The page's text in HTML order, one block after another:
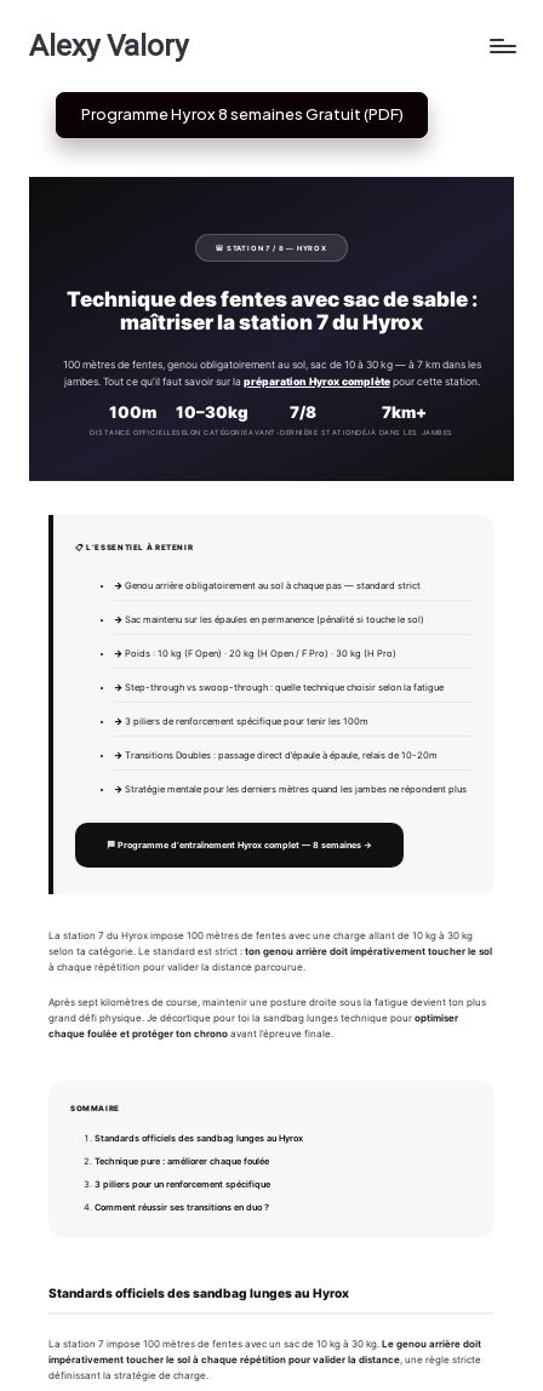
Skip
content
Alexy Valory
Programme Hyrox 8 semaines Gratuit (PDF)
🎒 STATION 7 / 8 — HYROX
Technique des fentes avec sac de sable :
maîtriser la station 7 du Hyrox
100 mètres de fentes, genou obligatoirement au sol, sac de 10 à 30 kg — à 7 km dans les
jambes. Tout ce qu’il faut savoir sur la préparation Hyrox complètepour cette station.
100m
DISTANCE OFFICIELLE
10–30kg
SELON CATÉGORIE
7/8
AVANT-DERNIÈRE STATION
7km+
DÉJÀ DANS LES JAMBES
📋 L’ESSENTIEL À RETENIR
Genou arrière obligatoirement au sol à chaque pas — standard strict
Sac maintenu sur les épaules en permanence (pénalité si touche le sol)
Poids : 10 kg (F Open) · 20 kg (H Open / F Pro) · 30 kg (H Pro)
Step-through vs swoop-through : quelle technique choisir selon la fatigue
3 piliers de renforcement spécifique pour tenir les 100m
Transitions Doubles : passage direct d’épaule à épaule, relais de 10-20m
Stratégie mentale pour les derniers mètres quand les jambes ne répondent plus
🏁 Programme d’entraînement Hyrox complet — 8 semaines →
La station 7 du Hyrox impose 100 mètres de fentes avec une charge allant de 10 kg à 30 kg
selon ta catégorie. Le standard est strict : ton genou arrière doit impérativement toucher le sol
à chaque répétition pour valider la distance parcourue.
Après sept kilomètres de course, maintenir une posture droite sous la fatigue devient ton plus
grand défi physique. Je décortique pour toi la sandbag lunges technique pour optimiser
chaque foulée et protéger ton chrono avant l’épreuve finale.
SOMMAIRE
Standards officiels des sandbag lunges au Hyrox
Technique pure : améliorer chaque foulée
3 piliers pour un renforcement spécifique
Comment réussir ses transitions en duo ?
Standards officiels des sandbag lunges au Hyrox
La station 7 impose 100 mètres de fentes avec un sac de 10 kg à 30 kg. Le genou arrière doit
impérativement toucher le sol à chaque répétition pour valider la distance, une règle stricte
définissant la stratégie de charge.